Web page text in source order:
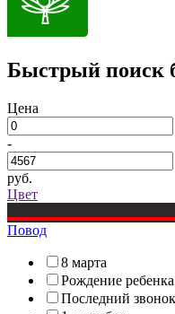
Быстрый поиск
Цена
-
руб.
Цвет
Повод
8 марта
Рождение ребенка
Последний звонок